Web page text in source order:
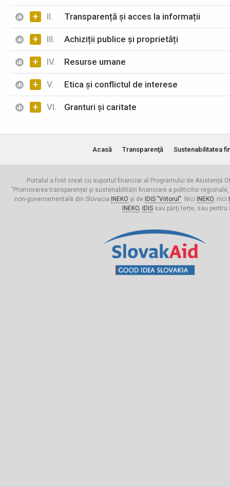
+ II. Transparență și acces la informații
+ III. Achiziții publice și proprietăți
+ IV. Resurse umane
+ V. Etica și conflictul de interese
+ VI. Granturi și caritate
Acasă Transparenţă Sustenabilitatea
Portalul a fost creat cu suportul financiar al Programului de Asistență
"Promovarea transparenței și sustenabilității financiare a politicilor
non-guvernamentală din Slovacia
INEKO și de IDIS "Viitorul". Nici INEKO, nici
INEKO, IDISsau părți terțe, sau pentru